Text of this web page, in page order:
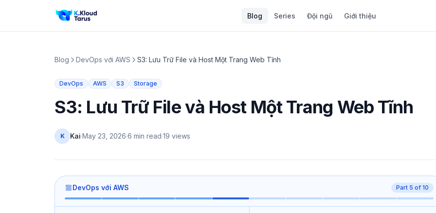
Blog Series Đội ngũ Giới thiệu
Blog DevOps với AWS S3: Lưu Trữ File và Host Một Trang Web Tĩnh
DevOps AWS S3 Storage
S3: Lưu Trữ File và Host Một Trang Web Tĩnh
K Kai·May 23, 2026·6 min read·19 views
DevOps với AWS Part 5 of 10